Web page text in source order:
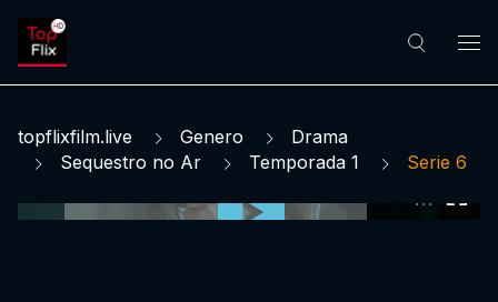
topflixfilm.live Genero
Drama
Sequestro no Ar
Temporada 1 Serie 6